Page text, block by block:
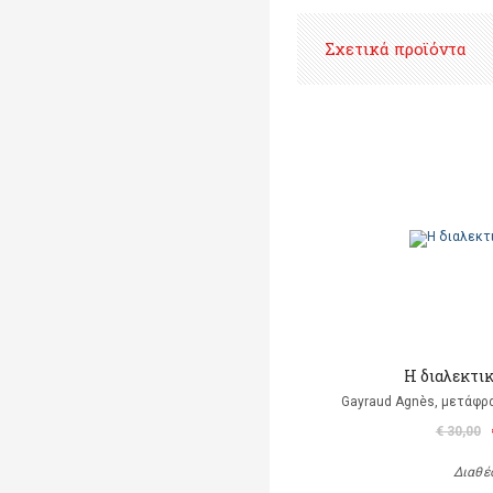
Σχετικά προϊόντα
Η
Gayraud Agnès,
€ 30,00